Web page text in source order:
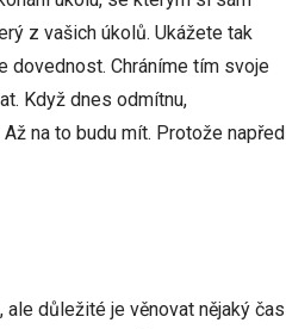
z vašich úkolů. Ukážete tak
dovednost. Chráníme tím svoje
Když dnes odmítnu,
na to budu mít. Protože napřed
důležité je věnovat nějaký čas